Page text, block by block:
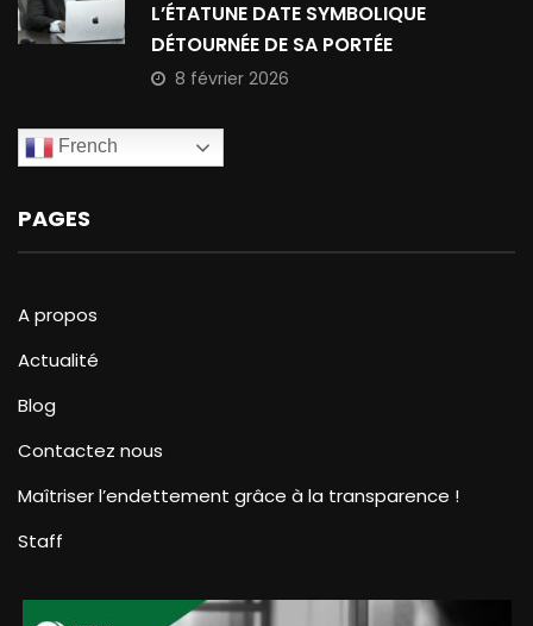
L’ÉTATUNE DATE SYMBOLIQUE
DÉTOURNÉE DE SA PORTÉE
8 février 2026
French
PAGES
A propos
Actualité
Blog
Contactez nous
Maîtriser l’endettement grâce à la transparence !
Staff